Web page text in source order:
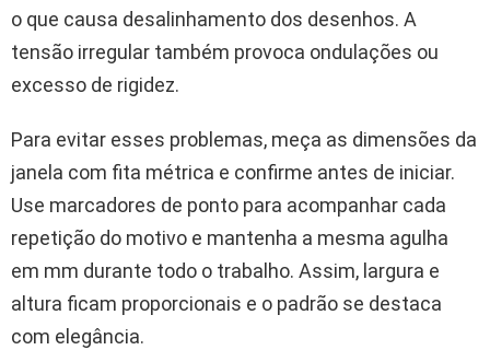
o que causa desalinhamento dos desenhos. A
tensão irregular também provoca ondulações ou
excesso de rigidez.
Para evitar esses problemas, meça as dimensões da
janela com fita métrica e confirme antes de iniciar.
Use marcadores de ponto para acompanhar cada
repetição do motivo e mantenha a mesma agulha
em mm durante todo o trabalho. Assim, largura e
altura ficam proporcionais e o padrão se destaca
com elegância.